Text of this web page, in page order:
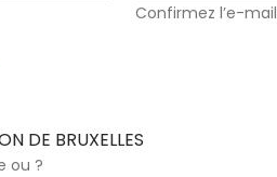
Confirmez l’e-mail
DE BRUXELLES
ou ?